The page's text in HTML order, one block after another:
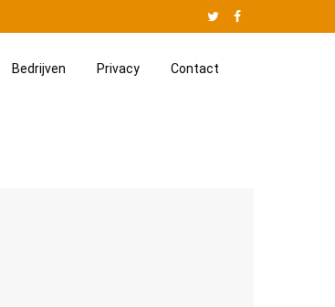
Twitter
Website
Bedrijven Privacy Contact